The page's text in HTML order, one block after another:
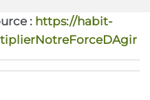
: https://habit-